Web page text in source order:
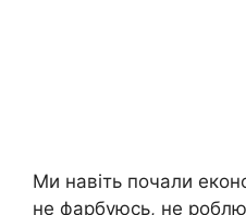
Ми навіть почали
не фарбуюсь, не